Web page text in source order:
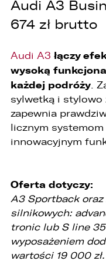
Audi A3
674 zł brutto
Audi A3 łączy
wysoką
każdej podróży.
sylwetką i stylowo
zapewnia
licznym
innowacyjnym
Oferta dotyczy:
A3 Sportback
silnikowych:
tronic lub S line
wyposażeniem
wartości 19 000 zł.
Rozporządzenia
Rady (UE) 2016/
sprawie ochrony
przetwarzaniem
swobodnego
uchylenia
rozporządzenie o
informujemy o